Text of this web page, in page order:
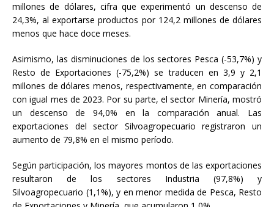
millones de dólares, cifra que experimentó un descenso de
24,3%, al exportarse productos por 124,2 millones de dólares
menos que hace doce meses.
Asimismo, las disminuciones de los sectores Pesca (-53,7%) y
Resto de Exportaciones (-75,2%) se traducen en 3,9 y 2,1
millones de dólares menos, respectivamente, en comparación
con igual mes de 2023. Por su parte, el sector Minería, mostró
un descenso de 94,0% en la comparación anual. Las
exportaciones del sector Silvoagropecuario registraron un
aumento de 79,8% en el mismo período.
Según participación, los mayores montos de las exportaciones
resultaron de los sectores Industria (97,8%) y
Silvoagropecuario (1,1%), y en menor medida de Pesca, Resto